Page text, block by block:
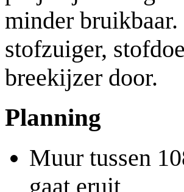
minder
stofzuiger,
breekijzer door.
Planning
Muur tussen
gaat eruit